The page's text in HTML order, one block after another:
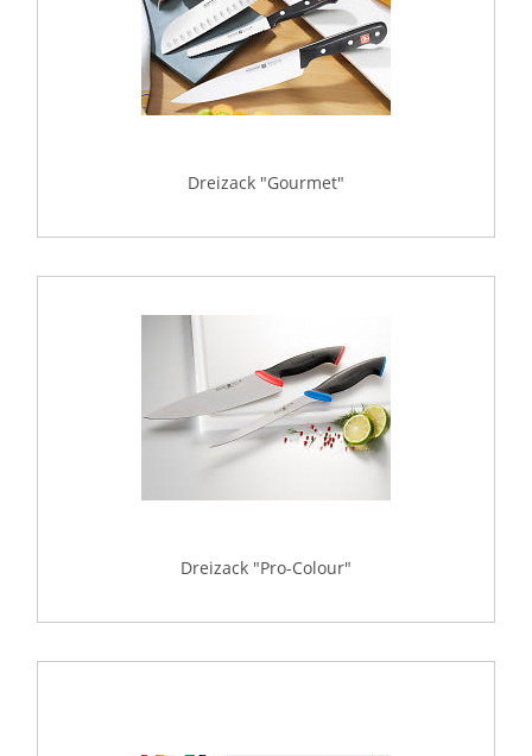
Dreizack "Gourmet"
Dreizack "Pro-Colour"